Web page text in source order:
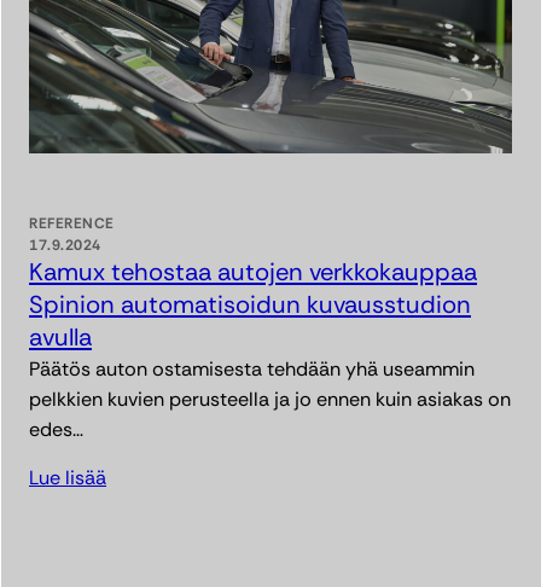
REFERENCE
17.9.2024
Kamux tehostaa autojen verkkokauppaa
Spinion automatisoidun kuvausstudion
avulla
Päätös auton ostamisesta tehdään yhä useammin
pelkkien kuvien perusteella ja jo ennen kuin asiakas on
edes…
Lue lisää